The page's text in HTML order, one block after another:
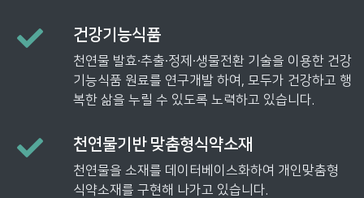
건강기능식품
천연물 발효∙추출∙정제∙생물전환 기술을 이용한 건강
기능식품 원료를 연구개발 하여, 모두가 건강하고 행
복한 삶을 누릴 수 있도록 노력하고 있습니다.
천연물기반 맞춤형식약소재
천연물을 소재를 데이터베이스화하여 개인맞춤형
식약소재를 구현해 나가고 있습니다.